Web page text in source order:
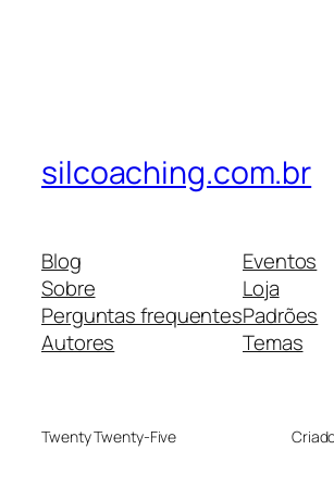
silcoaching.com.br
Blog
Sobre
Perguntas frequentes
Autores
Eventos
Loja
Padrões
Temas
Twenty Twenty-Five